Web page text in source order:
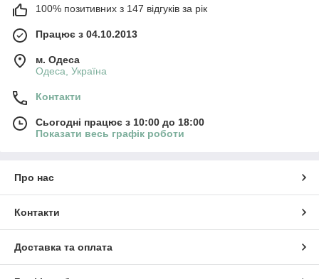
100% позитивних з 147 відгуків за рік
Працює з 04.10.2013
м. Одеса
Одеса, Україна
Контакти
Сьогодні працює з 10:00 до 18:00
Показати весь графік роботи
Про нас
Контакти
Доставка та оплата